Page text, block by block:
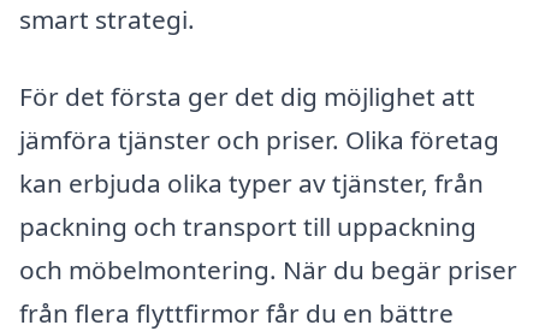
smart strategi.
För det första ger det dig möjlighet att
jämföra tjänster och priser. Olika företag
kan erbjuda olika typer av tjänster, från
packning och transport till uppackning
och möbelmontering. När du begär priser
från flera flyttfirmor får du en bättre